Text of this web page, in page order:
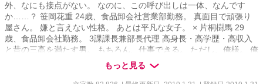
外、なにも接点がない。 なのに、この呼び出しは一体、なんです
か……？ 笹岡花重 24歳、食品卸会社営業部勤務。 真面目で頑張り
屋さん。 嫌と言えない性格。 あとは平凡な女子。 × 片桐樹馬 29
歳、食品卸会社勤務。 3課課長兼部長代理 高身長・高学歴・高収入
と昔の三高を満たす男。 もちろん、仕事できる。 ただし、俺様。 俺
様片桐課長に振り回され、私はどうなっちゃうの……!?
もっと見る